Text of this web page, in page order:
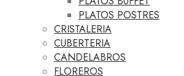
PLATOS POSTRES
CRISTALERIA
CUBERTERIA
CANDELABROS
FLOREROS